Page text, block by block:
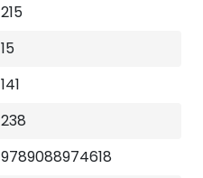
215
15
141
238
9789088974618